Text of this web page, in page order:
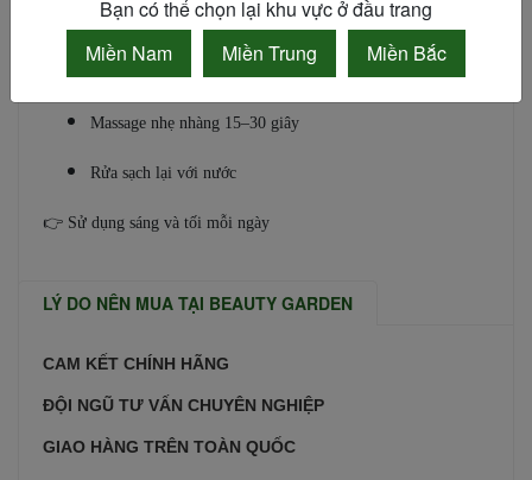
Làm ướt mặt và tay
Lấy lượng vừa đủ tạo bọt nhẹ
Massage nhẹ nhàng 15–30 giây
Rửa sạch lại với nước
👉 Sử dụng sáng và tối mỗi ngày
LÝ DO NÊN MUA TẠI BEAUTY GARDEN
CAM KẾT CHÍNH HÃNG
ĐỘI NGŨ TƯ VẤN CHUYÊN NGHIỆP
GIAO HÀNG TRÊN TOÀN QUỐC
Bạn có thể chọn lại khu vực ở đầu trang
Miền Nam
Miền Trung Miền Bắc